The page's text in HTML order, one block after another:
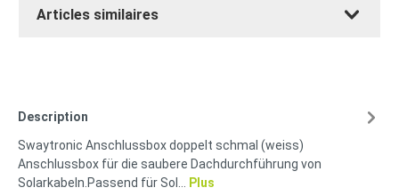
Articles similaires
Description
Swaytronic Anschlussbox doppelt schmal (weiss)
Anschlussbox für die saubere Dachdurchführung von
Solarkabeln.Passend für Sol…
Plus